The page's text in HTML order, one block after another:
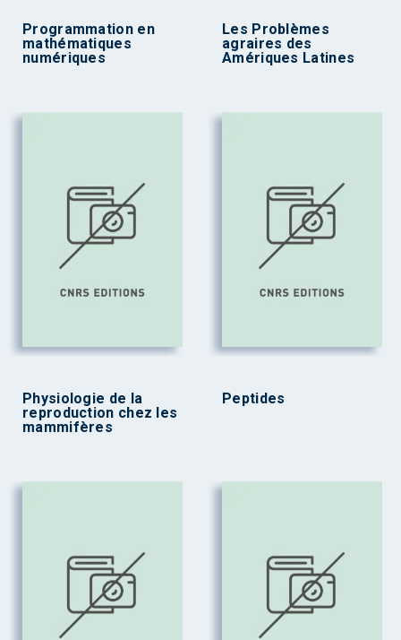
Programmation en
mathématiques
numériques
Les Problèmes
agraires des
Amériques Latines
Physiologie de la
reproduction chez les
mammifères
Peptides